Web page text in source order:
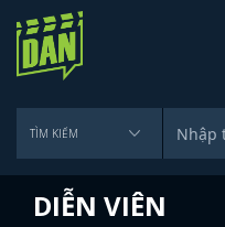
DIỄN VIÊN